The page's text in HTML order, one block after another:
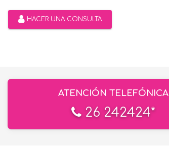
HACER UNA CONSULTA
ATENCIÓN TELEFÓNICA
26 242424*